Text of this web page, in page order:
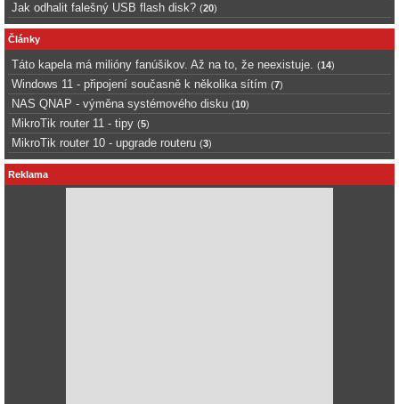
Jak odhalit falešný USB flash disk? (20)
Články
Táto kapela má milióny fanúšikov. Až na to, že neexistuje. (14)
Windows 11 - připojení současně k několika sítím (7)
NAS QNAP - výměna systémového disku (10)
MikroTik router 11 - tipy (5)
MikroTik router 10 - upgrade routeru (3)
Reklama